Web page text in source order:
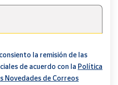
la remisión de las
de acuerdo con la Política
Novedades de Correos